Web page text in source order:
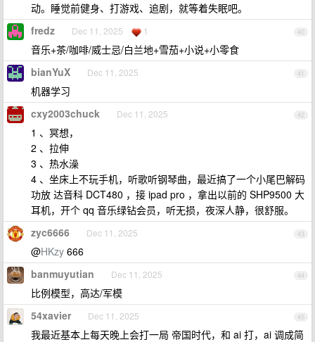
动。睡觉前健身、打游戏、追剧，就等着失眠吧。
40
fredz Dec 11, 2025 1
音乐+茶/咖啡/威士忌/白兰地+雪茄+小说+小零食
41
bianYuX Dec 11, 2025
机器学习
42
cxy2003chuck Dec 11, 2025
1 、冥想，
2 、拉伸
3 、热水澡
4 、坐床上不玩手机，听歌听钢琴曲，最近搞了一个小尾巴解码
功放 达音科 DCT480 ，接 ipad pro ，拿出以前的 SHP9500 大
耳机，开个 qq 音乐绿钻会员，听无损，夜深人静，很舒服。
43
zyc6666 Dec 11, 2025
@HKzy 666
44
banmuyutian Dec 11, 2025
比例模型，高达/军模
45
54xavier Dec 11, 2025
我最近基本上每天晚上会打一局 帝国时代，和 ai 打，ai 调成简